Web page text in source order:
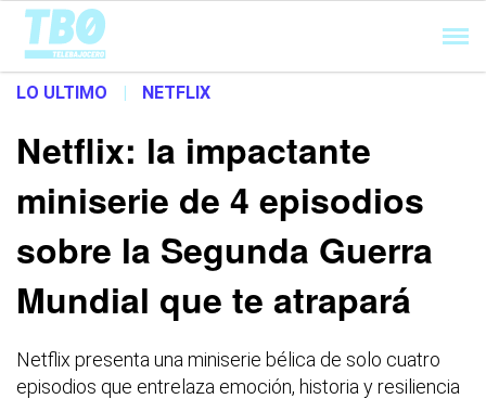
Cargando...
LO ULTIMO | NETFLIX
Netflix: la impactante
miniserie de 4 episodios
sobre la Segunda Guerra
Mundial que te atrapará
Netflix presenta una miniserie bélica de solo cuatro
episodios que entrelaza emoción, historia y resiliencia